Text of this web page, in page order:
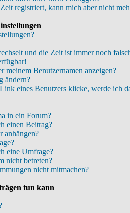
registriert, kann mich aber nicht
und die Zeit ist immer noch
meinem Benutzernamen anzeigen?
ändern?
eines Benutzers klicke, werde ich
in ein Forum?
einen Beitrag?
anhängen?
eine Umfrage?
nicht betreten?
nicht mitmachen?
tun kann